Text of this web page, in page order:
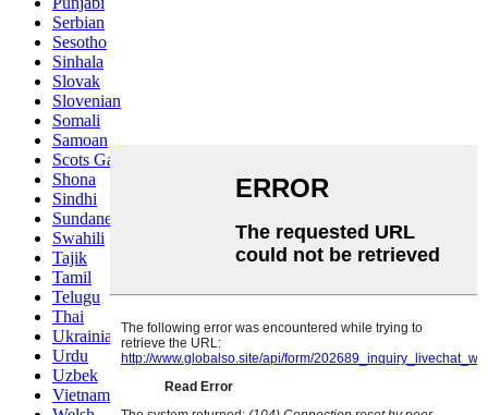
Serbian
Sesotho
Sinhala
Slovak
Slovenian
Somali
Samoan
Scots Gaelic
Shona
Sindhi
Sundanese
Swahili
Tajik
Tamil
Telugu
Thai
Ukrainian
Urdu
Uzbek
Vietnamese